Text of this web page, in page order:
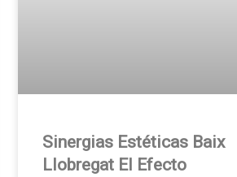
Sinergias Estéticas Baix
Llobregat El Efecto